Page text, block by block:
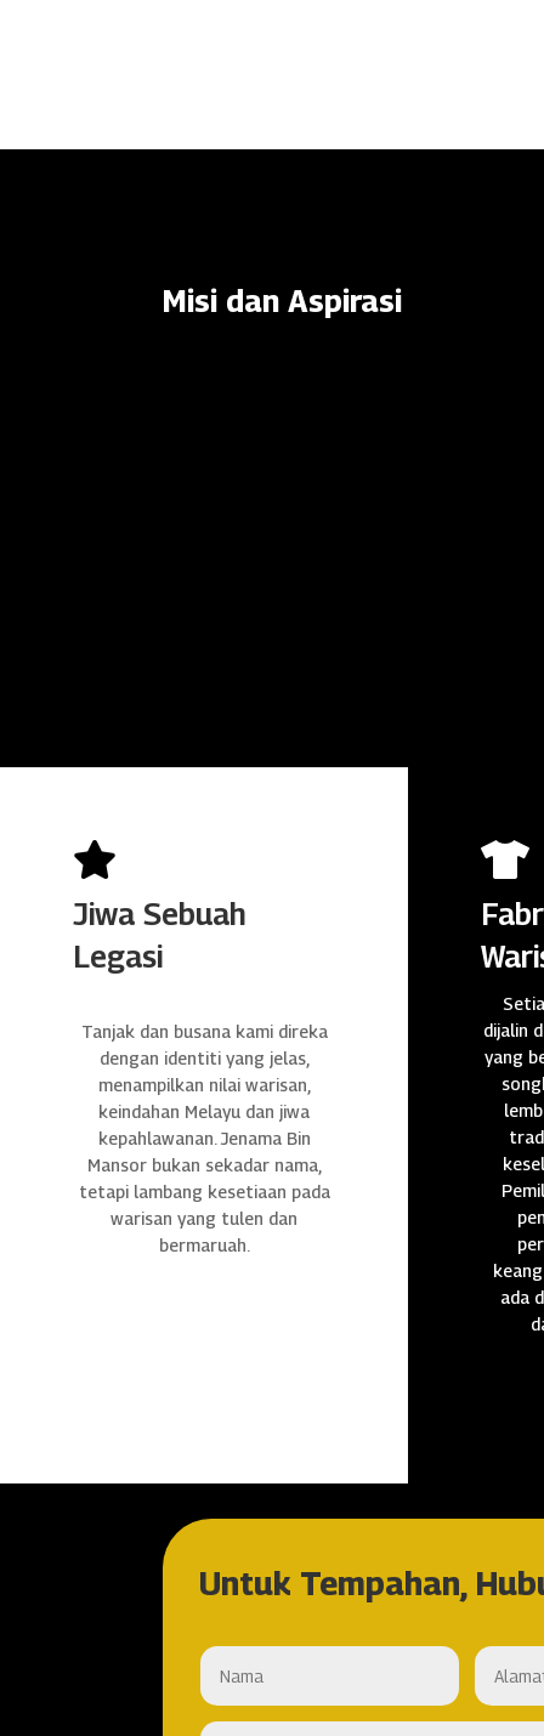
Misi dan Aspirasi

Jiwa Sebuah
Legasi
Tanjak dan busana kami direka
dengan identiti yang jelas,
menampilkan nilai warisan,
keindahan Melayu dan jiwa
kepahlawanan. Jenama Bin
Mansor bukan sekadar nama,
tetapi lambang kesetiaan pada
warisan yang tulen dan
bermaruah.

dijalin
yang
ada
Untuk Tempahan,